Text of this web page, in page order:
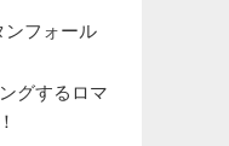
ンフォール
グするロマ